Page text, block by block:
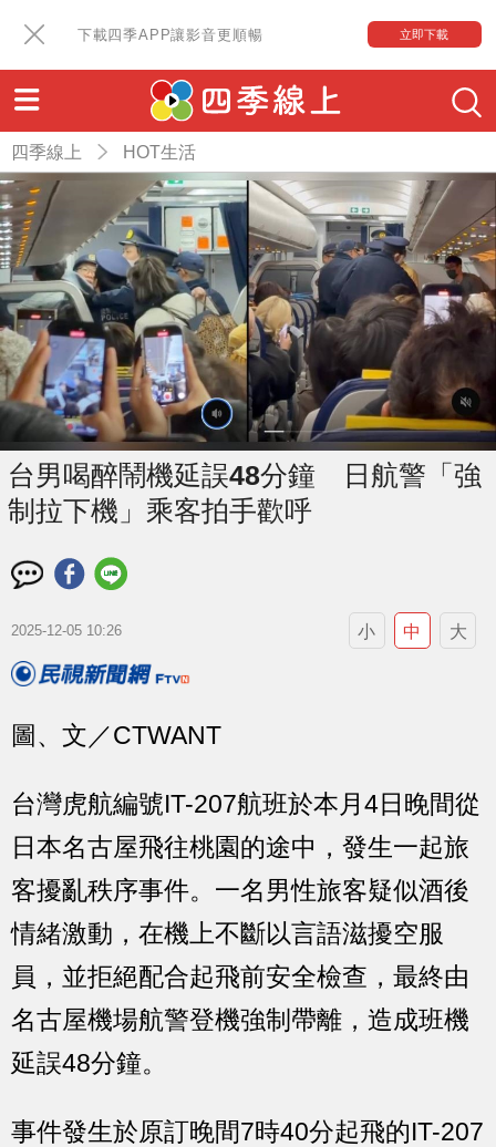
下載四季APP讓影音更順暢 立即下載
四季線上 HOT生活
台男喝醉鬧機延誤48分鐘 日航警「強
制拉下機」乘客拍手歡呼
2025-12-05 10:26 小 中 大
圖、文／CTWANT
台灣虎航編號IT-207航班於本月4日晚間從
日本名古屋飛往桃園的途中，發生一起旅
客擾亂秩序事件。一名男性旅客疑似酒後
情緒激動，在機上不斷以言語滋擾空服
員，並拒絕配合起飛前安全檢查，最終由
名古屋機場航警登機強制帶離，造成班機
延誤48分鐘。
事件發生於原訂晚間7時40分起飛的IT-207